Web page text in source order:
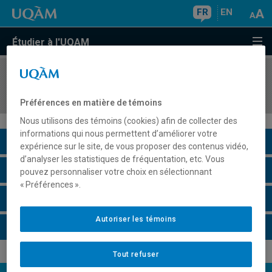
FR EN
Étudier à l'UQAM
COURS//
Description du cours
Horaire - Été 2026
Préférences en matière de témoins
Nous utilisons des témoins (cookies) afin de collecter des
informations qui nous permettent d’améliorer votre
expérience sur le site, de vous proposer des contenus vidéo,
d’analyser les statistiques de fréquentation, etc. Vous
pouvez personnaliser votre choix en sélectionnant
« Préférences ».
Tout refuser
Autoriser les témoins